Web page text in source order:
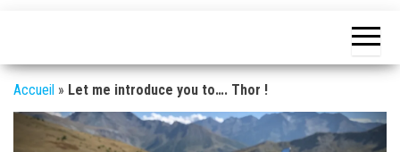
Accueil » Let me introduce you to…. Thor !